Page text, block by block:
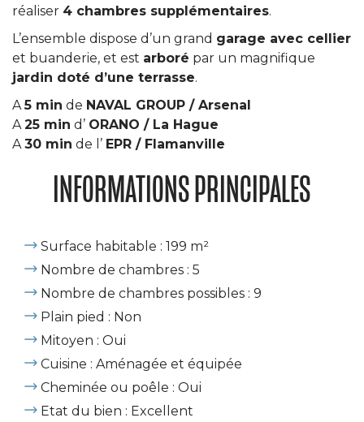
réaliser 4 chambres supplémentaires.
L’ensemble dispose d’un grand garage avec cellier
et buanderie, et est arboré par un magnifique
jardin doté d’une terrasse.
A5 min de NAVAL GROUP / Arsenal
A 25 min d’ ORANO / La Hague
A 30 min de l’ EPR / Flamanville
INFORMATIONS PRINCIPALES
Surface habitable : 199 m²
Nombre de chambres : 5
Nombre de chambres possibles : 9
Plain pied : Non
Mitoyen : Oui
Cuisine : Aménagée et équipée
Cheminée ou poêle : Oui
Etat du bien : Excellent